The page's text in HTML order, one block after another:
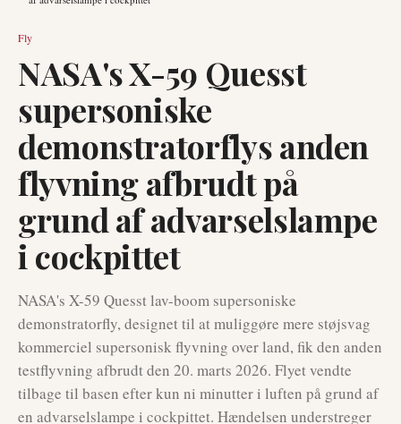
Fly
NASA's X-59 Quesst
supersoniske
demonstratorflys anden
flyvning afbrudt på
grund af advarselslampe
i cockpittet
NASA's X-59 Quesst lav-boom supersoniske
demonstratorfly, designet til at muliggøre mere støjsvag
kommerciel supersonisk flyvning over land, fik den anden
testflyvning afbrudt den 20. marts 2026. Flyet vendte
tilbage til basen efter kun ni minutter i luften på grund af
en advarselslampe i cockpittet. Hændelsen understreger